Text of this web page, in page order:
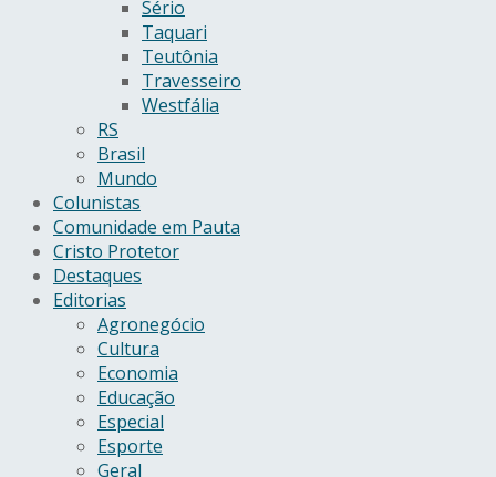
Sério
Taquari
Teutônia
Travesseiro
Westfália
RS
Brasil
Mundo
Colunistas
Comunidade em Pauta
Cristo Protetor
Destaques
Editorias
Agronegócio
Cultura
Economia
Educação
Especial
Esporte
Geral